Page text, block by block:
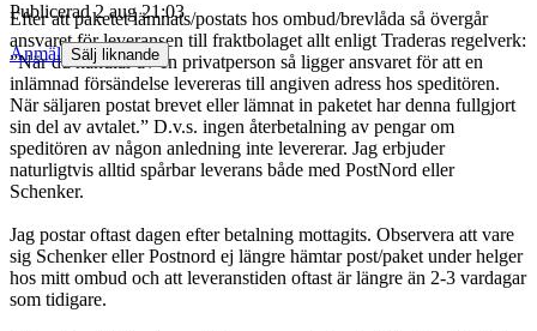
Efter att paketet lämnats/postats hos ombud/brevlåda så övergår
ansvaret för leveransen till fraktbolaget allt enligt Traderas regelverk:
”När du handlar av en privatperson så ligger ansvaret för att en
inlämnad försändelse levereras till angiven adress hos speditören.
När säljaren postat brevet eller lämnat in paketet har denna fullgjort
sin del av avtalet.” D.v.s. ingen återbetalning av pengar om
speditören av någon anledning inte levererar. Jag erbjuder
naturligtvis alltid spårbar leverans både med PostNord eller
Schenker.
Jag postar oftast dagen efter betalning mottagits. Observera att vare
sig Schenker eller Postnord ej längre hämtar post/paket under helger
hos mitt ombud och att leveranstiden oftast är längre än 2-3 vardagar
som tidigare.
Publicerad 2 aug 21:03
Anmäl Sälj liknande